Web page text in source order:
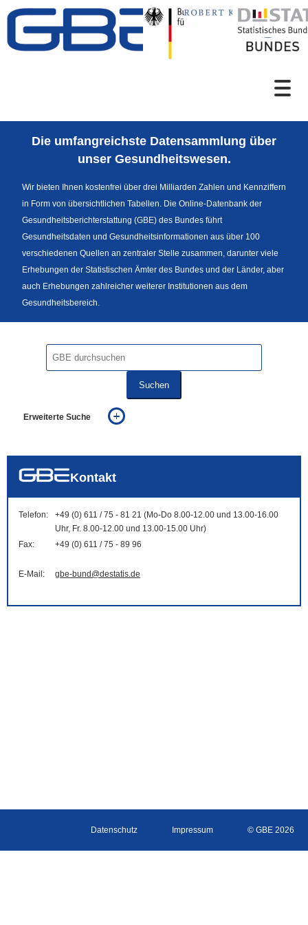
Zum Inhalt
Sprachumschaltung
Die umfangreichste Datensammlung über
unser Gesundheitswesen.
Wir bieten Ihnen kostenfrei über drei Milliarden Zahlen und Kennziffern
in Form von übersichtlichen Tabellen. Die Online-Datenbank der
Gesundheitsberichterstattung (GBE) des Bundes führt
Gesundheitsdaten und Gesundheitsinformationen aus über 100
verschiedenen Quellen an zentraler Stelle zusammen, darunter viele
Erhebungen der Statistischen Ämter des Bundes und der Länder, aber
auch Erhebungen zahlreicher weiterer Institutionen aus dem
Gesundheitsbereich.
Suchen
Erweiterte Suche
auch in allen Texten suchen (Volltextsuche)
Kontakt
Telefon:
+49 (0) 611 / 75 - 81 21 (Mo-Do 8.00-12.00 und 13.00-16.00
Uhr, Fr. 8.00-12.00 und 13.00-15.00 Uhr)
Fax:
+49 (0) 611 / 75 - 89 96
E-Mail: gbe-bund@destatis.de
Datenschutz Impressum © GBE 2026